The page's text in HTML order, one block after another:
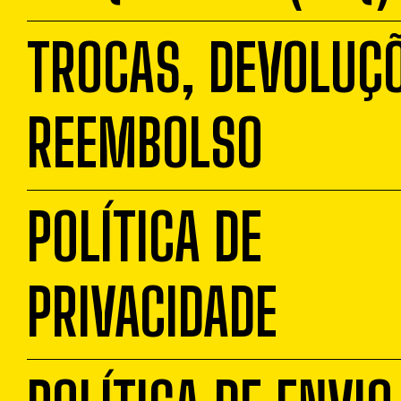
TROCAS,
REEMBOLSO
POLÍTICA DE
PRIVACIDADE